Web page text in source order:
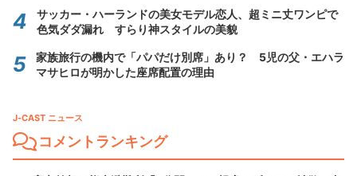
サッカー・ハーランドの美女モデル恋人、超ミニ丈ワンピで
色気ダダ漏れ すらり神スタイルの美貌
家族旅行の機内で「パパだけ別席」あり？ 5児の父・エハラ
マサヒロが明かした座席配置の理由
J-CAST ニュース
コメントランキング